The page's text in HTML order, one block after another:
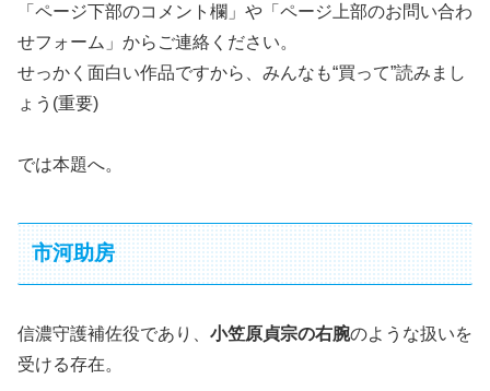
「ページ下部のコメント欄」や「ページ上部のお問い合わ
せフォーム」からご連絡ください。
せっかく面白い作品ですから、みんなも“買って”読みまし
ょう(重要)
では本題へ。
市河助房
信濃守護補佐役であり、 小笠原貞宗の右腕のような扱いを
受ける存在。